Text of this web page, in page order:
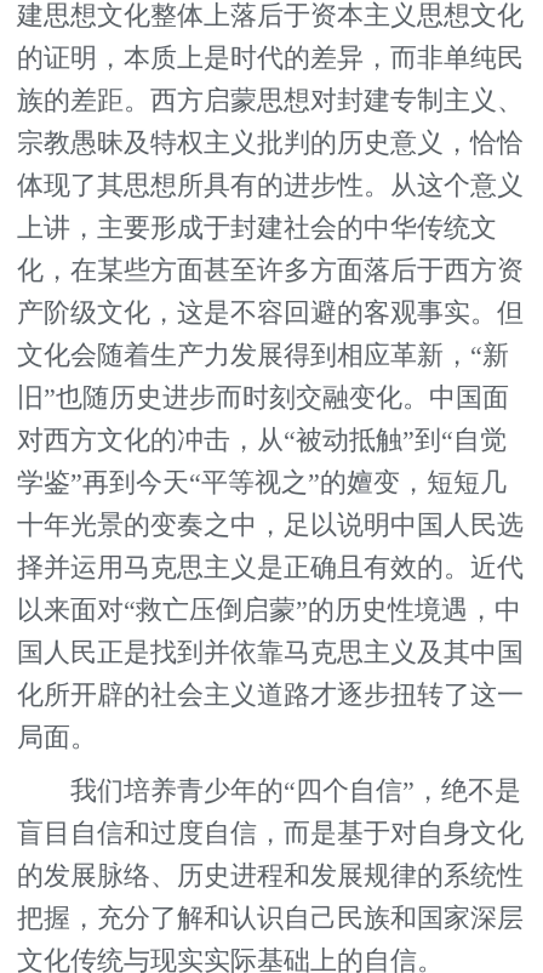
建思想文化整体上落后于资本主义思想文化
的证明，本质上是时代的差异，而非单纯民
族的差距。西方启蒙思想对封建专制主义、
宗教愚昧及特权主义批判的历史意义，恰恰
体现了其思想所具有的进步性。从这个意义
上讲，主要形成于封建社会的中华传统文
化，在某些方面甚至许多方面落后于西方资
产阶级文化，这是不容回避的客观事实。但
文化会随着生产力发展得到相应革新，“新
旧”也随历史进步而时刻交融变化。中国面
对西方文化的冲击，从“被动抵触”到“自觉
学鉴”再到今天“平等视之”的嬗变，短短几
十年光景的变奏之中，足以说明中国人民选
择并运用马克思主义是正确且有效的。近代
以来面对“救亡压倒启蒙”的历史性境遇，中
国人民正是找到并依靠马克思主义及其中国
化所开辟的社会主义道路才逐步扭转了这一
局面。
我们培养青少年的“四个自信”，绝不是
盲目自信和过度自信，而是基于对自身文化
的发展脉络、历史进程和发展规律的系统性
把握，充分了解和认识自己民族和国家深层
文化传统与现实实际基础上的自信。